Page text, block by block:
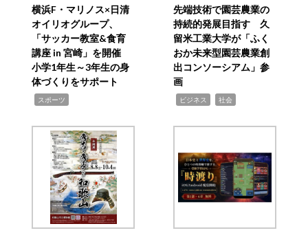
横浜F・マリノス×日清
オイリオグループ、
「サッカー教室&食育
講座 in 宮崎」を開催
小学1年生～3年生の身
体づくりをサポート
スポーツ
先端技術で園芸農業の
持続的発展目指す 久
留米工業大学が「ふく
おか未来型園芸農業創
出コンソーシアム」参
画
ビジネス 社会